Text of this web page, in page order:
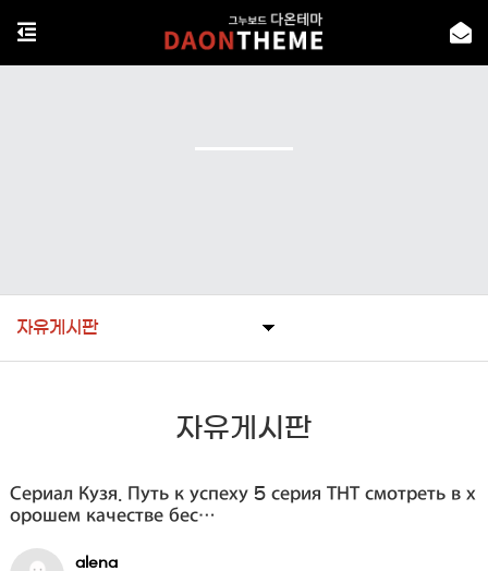
자유게시판
자유게시판
Сериал Кузя. Путь к успеху 5 серия ТНТ смотреть в х
орошем качестве бес…
alena